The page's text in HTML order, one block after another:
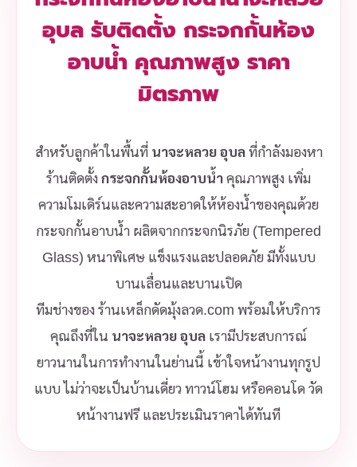
อุบล รับติดตั้ง กระจกกั้นห้อง
อาบน้ำ คุณภาพสูง ราคา
มิตรภาพ
สำหรับลูกค้าในพื้นที่ นาจะหลวย อุบลที่กำลังมองหา
ร้านติดตั้งกระจกกั้นห้องอาบน้ำคุณภาพสูง เพิ่ม
ความโมเดิร์นและความสะอาดให้ห้องน้ำของคุณด้วย
กระจกกั้นอาบน้ำ ผลิตจากกระจกนิรภัย (Tempered
Glass) หนาพิเศษ แข็งแรงและปลอดภัย มีทั้งแบบ
บานเลื่อนและบานเปิด
ทีมช่างของ ร้านเหล็กดัดมุ้งลวด.com พร้อมให้บริการ
คุณถึงที่ใน นาจะหลวย อุบล เรามีประสบการณ์
ยาวนานในการทำงานในย่านนี้ เข้าใจหน้างานทุกรูป
แบบ ไม่ว่าจะเป็นบ้านเดี่ยว ทาวน์โฮม หรือคอนโด วัด
หน้างานฟรี และประเมินราคาได้ทันที